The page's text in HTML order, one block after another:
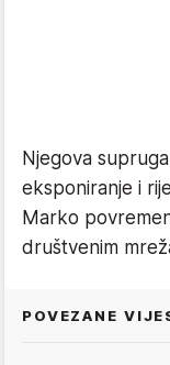
Njegova
eksponiranje i
Marko
društvenim
POVEZANE